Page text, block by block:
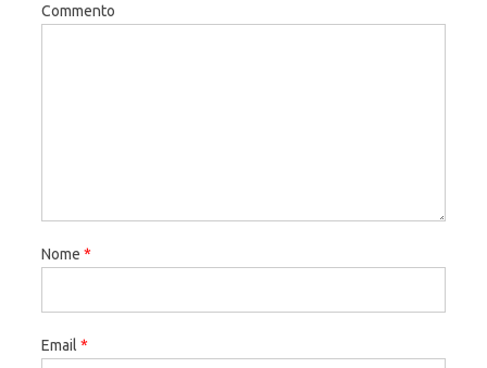
Commento
Nome *
Email *